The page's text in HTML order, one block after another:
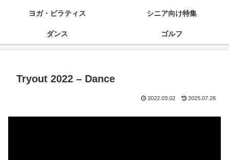
ヨガ・ピラティス シニア向け特集
ダンス ゴルフ
Tryout 2022 – Dance
2022.03.02 2025.07.26